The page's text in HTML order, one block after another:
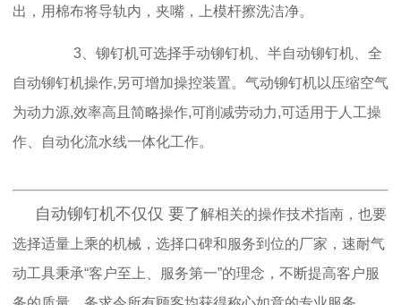
出，用棉布将导轨内，夹嘴，上模杆擦洗洁净。
3、铆钉机可选择手动铆钉机、半自动铆钉机、全
自动铆钉机操作,另可增加操控装置。气动铆钉机以压缩空气
为动力源,效率高且简略操作,可削减劳动力,可适用于人工操
作、自动化流水线一体化工作。
自动铆钉机不仅仅 要了解相关的操作技术指南，也要
选择适量上乘的机械，选择口碑和服务到位的厂家，速耐气
动工具秉承“客户至上、服务第一”的理念，不断提高客户服